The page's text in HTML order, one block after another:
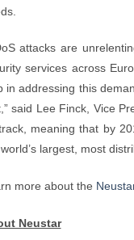
attacks are
services across
in addressing this
said Lee Finck, Vice
meaning that by
largest, most
more about the
Neustar